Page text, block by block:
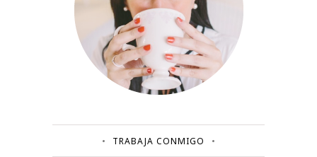
TRABAJA CONMIGO